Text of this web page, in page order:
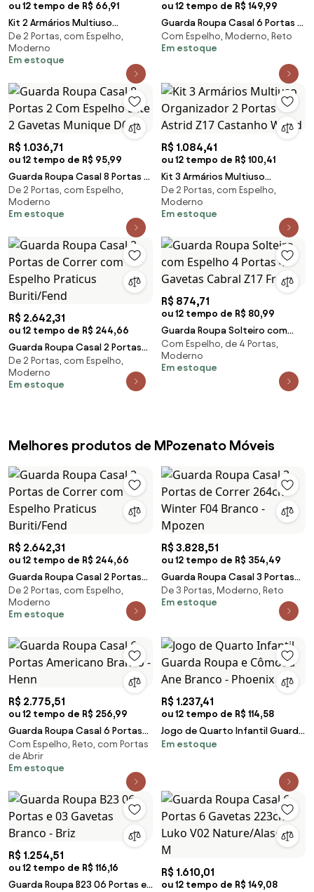
ou 12 tempo de R$ 66,91
Kit 2 Armários Multiuso
Organizador 2 Portas Astrid Z17
Castanho Wood
De 2 Portas, com Espelho,
Moderno
Em estoque
ou 12 tempo de R$ 149,99
Guarda Roupa Casal 6 Portas 6
Gavetas 223cm Quebec V02
Nature/Brisa -
Com Espelho, Moderno, Reto
Em estoque
R$ 1.036,71
ou 12 tempo de R$ 95,99
Guarda Roupa Casal 8 Portas 2
Com Espelho Elite 2 Gavetas
Munique D02
De 2 Portas, com Espelho,
Moderno
Em estoque
R$ 1.084,41
ou 12 tempo de R$ 100,41
Kit 3 Armários Multiuso
Organizador 2 Portas Astrid Z17
Castanho Wood
De 2 Portas, com Espelho,
Moderno
Em estoque
R$ 2.642,31
ou 12 tempo de R$ 244,66
Guarda Roupa Casal 2 Portas
de Correr com Espelho Praticus
Buriti/Fend
De 2 Portas, com Espelho,
Moderno
Em estoque
R$ 874,71
ou 12 tempo de R$ 80,99
Guarda Roupa Solteiro com
Espelho 4 Portas 4 Gavetas
Cabral Z17 Freijó
Com Espelho, de 4 Portas,
Moderno
Em estoque
Melhores produtos de MPozenato Móveis
R$ 2.642,31
ou 12 tempo de R$ 244,66
Guarda Roupa Casal 2 Portas
de Correr com Espelho Praticus
Buriti/Fend
De 2 Portas, com Espelho,
Moderno
Em estoque
R$ 3.828,51
ou 12 tempo de R$ 354,49
Guarda Roupa Casal 3 Portas
de Correr 264cm Winter F04
Branco - Mpozen
De 3 Portas, Moderno, Reto
Em estoque
R$ 2.775,51
ou 12 tempo de R$ 256,99
Guarda Roupa Casal 6 Portas
Americano Branco - Henn
Com Espelho, Reto, com Portas
de Abrir
Em estoque
R$ 1.237,41
ou 12 tempo de R$ 114,58
Jogo de Quarto Infantil Guarda
Roupa e Cômoda Ane Branco -
Em estoque
R$ 1.254,51
ou 12 tempo de R$ 116,16
Guarda Roupa B23 06 Portas e
R$ 1.610,01
ou 12 tempo de R$ 149,08